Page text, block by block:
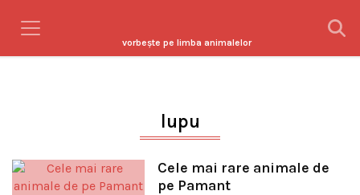
vorbeşte pe limba animalelor
lupu
Cele mai rare animale de
pe Pamant